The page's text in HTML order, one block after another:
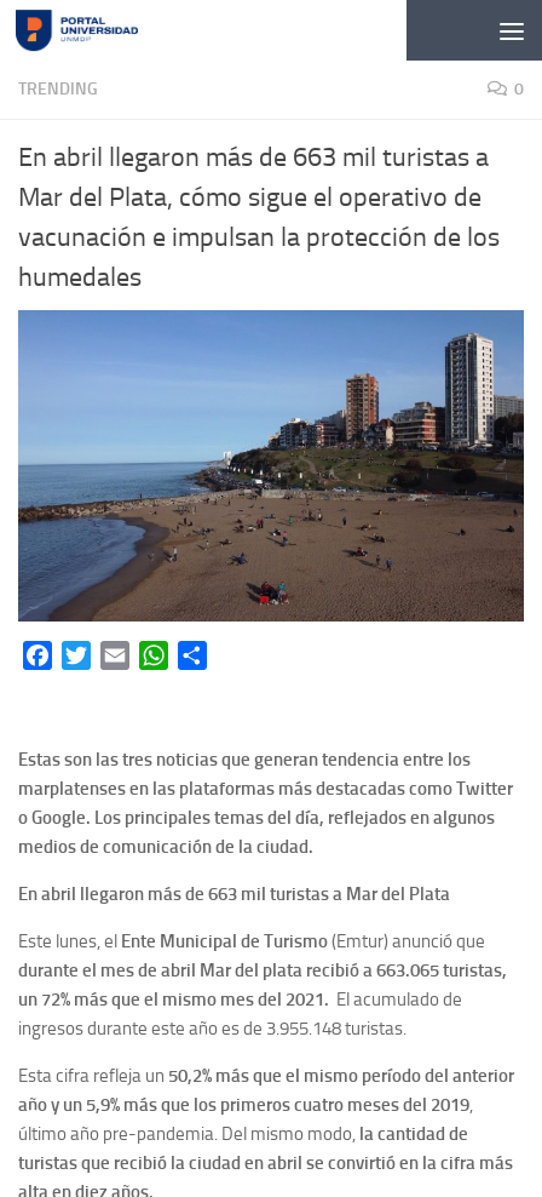
Skip to content
TRENDING 0
En abril llegaron más de 663 mil turistas a
Mar del Plata, cómo sigue el operativo de
vacunación e impulsan la protección de los
humedales
FacebookTwitterEmail WhatsApp
Estas son las tres noticias que generan tendencia entre los
marplatenses en las plataformas más destacadas como Twitter
o Google. Los principales temas del día, reflejados en algunos
medios de comunicación de la ciudad.
En abril llegaron más de 663 mil turistas a Mar del Plata
Este lunes, el Ente Municipal de Turismo(Emtur) anunció que
durante el mes de abril Mar del plata recibió a 663.065 turistas,
un 72% más que el mismo mes del 2021. El acumulado de
ingresos durante este año es de 3.955.148 turistas.
Esta cifra refleja un 50,2% más que el mismo período del anterior
año y un 5,9% más que los primeros cuatro meses del 2019,
último año pre-pandemia. Del mismo modo, la cantidad de
turistas que recibió la ciudad en abril se convirtió en la cifra más